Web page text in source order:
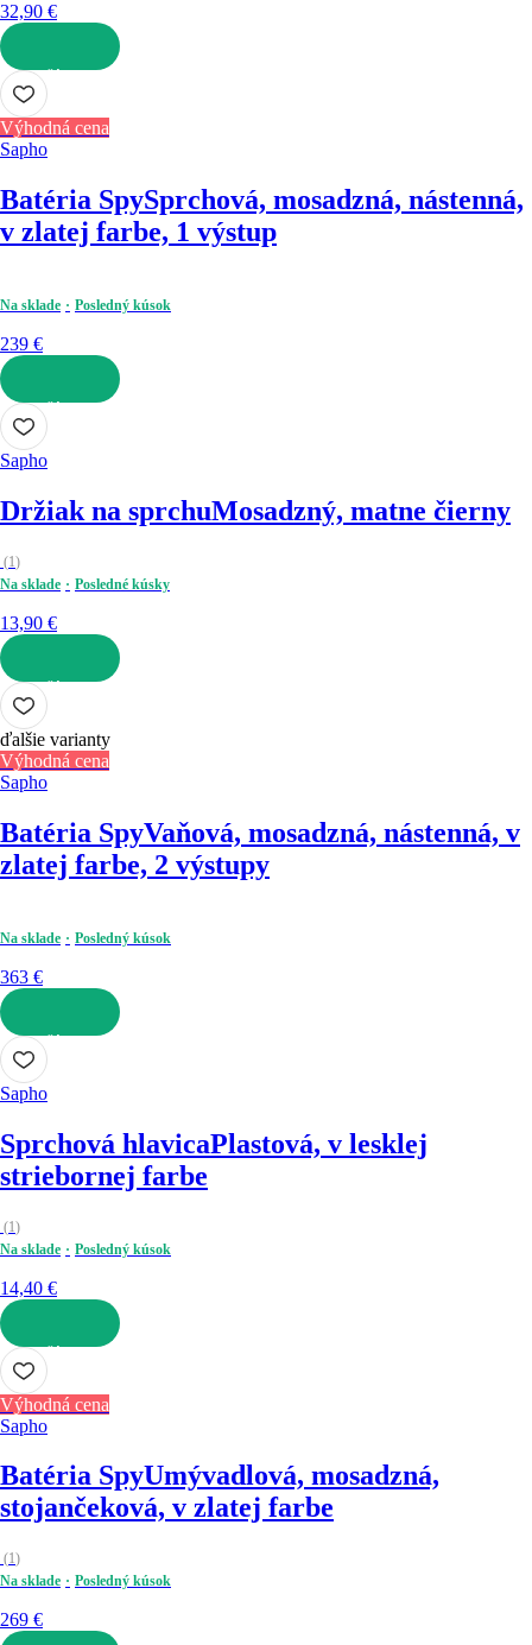
32,90 €
DO KOŠÍKA
Výhodná cena
Sapho
Batéria SpySprchová, mosadzná, nástenná,
v zlatej farbe, 1 výstup
Na sklade Posledný kúsok
239 €
DO KOŠÍKA
Sapho
Držiak na sprchuMosadzný, matne čierny
(1)
Na sklade
Posledné kúsky
13,90 €
DO KOŠÍKA
ďalšie varianty
Výhodná cena
Sapho
Batéria SpyVaňová, mosadzná, nástenná, v
zlatej farbe, 2 výstupy
Na sklade Posledný kúsok
363 €
DO KOŠÍKA
Sapho
Sprchová hlavicaPlastová, v lesklej
striebornej farbe
(1)
Na sklade
Posledný kúsok
14,40 €
DO KOŠÍKA
Výhodná cena
Sapho
Batéria SpyUmývadlová, mosadzná,
stojančeková, v zlatej farbe
(1)
Na sklade
Posledný kúsok
269 €